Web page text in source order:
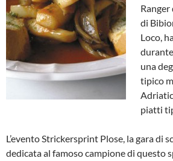
Ranger
di
Loco,
una
tipico
piatti
L’evento Strickersprint Plose, la gara di
dedicata al famoso campione di questo